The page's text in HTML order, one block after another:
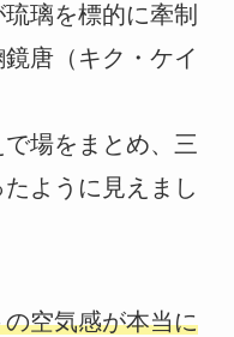
璃を標的に牽制
唐（キク・ケイ
場をまとめ、三
ように見えまし
空気感が本当に